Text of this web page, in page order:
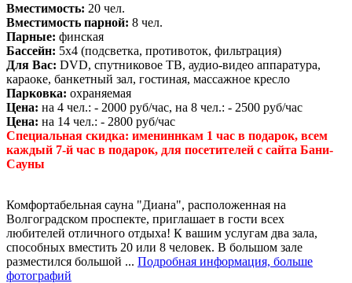
Вместимость: 20 чел.
Вместимость парной: 8 чел.
Парные: финская
Бассейн: 5х4 (подсветка, противоток, фильтрация)
Для Вас: DVD, спутниковое ТВ, аудио-видео аппаратура,
караоке, банкетный зал, гостиная, массажное кресло
Парковка: охраняемая
Цена: на 4 чел.: - 2000 руб/час, на 8 чел.: - 2500 руб/час
Цена: на 14 чел.: - 2800 руб/час
Специальная скидка: имениннкам 1 час в подарок, всем
каждый 7-й час в подарок, для посетителей с сайта Бани-
Сауны
Комфортабельная сауна "Диана", расположенная на
Волгоградском проспекте, приглашает в гости всех
любителей отличного отдыха! К вашим услугам два зала,
способных вместить 20 или 8 человек. В большом зале
разместился большой ... Подробная информация, больше
фотографий